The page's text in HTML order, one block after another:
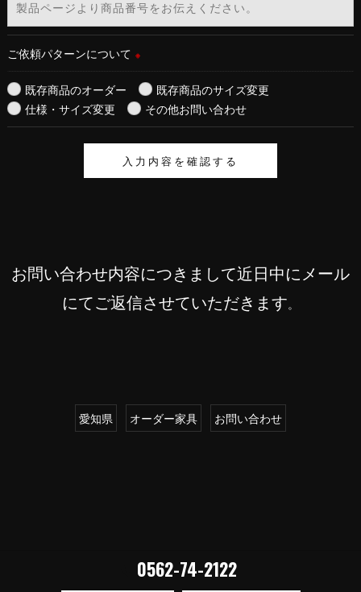
ご依頼パターンについて ※
既存商品のオーダー
既存商品のサイズ変更
仕様・サイズ変更
その他お問い合わせ
お問い合わせ内容につきまして近日中にメール
にてご返信させていただきます。
愛知県 オーダー家具 お問い合わせ
0562-74-2122